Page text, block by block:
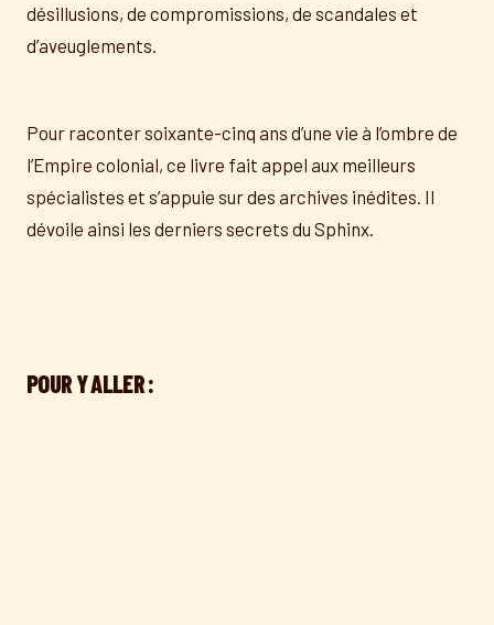
désillusions, de compromissions, de scandales et
d’aveuglements.
Pour raconter soixante-cinq ans d’une vie à l’ombre de
l’Empire colonial, ce livre fait appel aux meilleurs
spécialistes et s’appuie sur des archives inédites. Il
dévoile ainsi les derniers secrets du Sphinx.
POUR Y ALLER :